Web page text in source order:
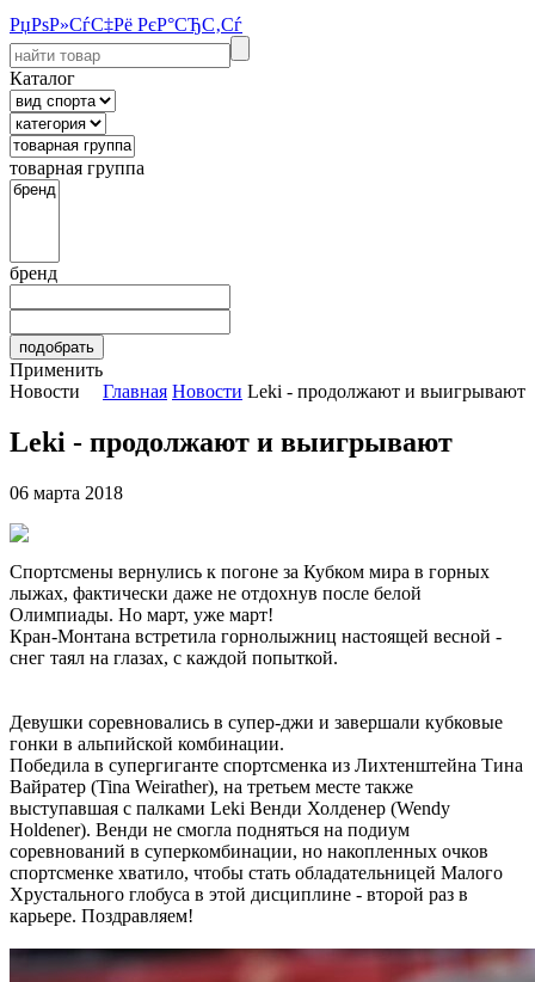
РџРѕР»СѓС‡Рё РєР°СЂС‚Сѓ
Каталог
товарная группа
бренд
Применить
Новости
Главная Новости Leki - продолжают и выигрывают
Leki - продолжают и выигрывают
06 марта 2018
Спортсмены вернулись к погоне за Кубком мира в горных
лыжах, фактически даже не отдохнув после белой
Олимпиады. Но март, уже март!
Кран-Монтана встретила горнолыжниц настоящей весной -
снег таял на глазах, с каждой попыткой.
Девушки соревновались в супер-джи и завершали кубковые
гонки в альпийской комбинации.
Победила в супергиганте спортсменка из Лихтенштейна Тина
Вайратер (Tina Weirather), на третьем месте также
выступавшая с палками Leki Венди Холденер (Wendy
Holdener). Венди не смогла подняться на подиум
соревнований в суперкомбинации, но накопленных очков
спортсменке хватило, чтобы стать обладательницей Малого
Хрустального глобуса в этой дисциплине - второй раз в
карьере. Поздравляем!